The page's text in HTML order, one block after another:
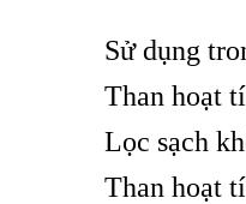
Sử dụng
Than hoạt
Lọc sạch
Than hoạt